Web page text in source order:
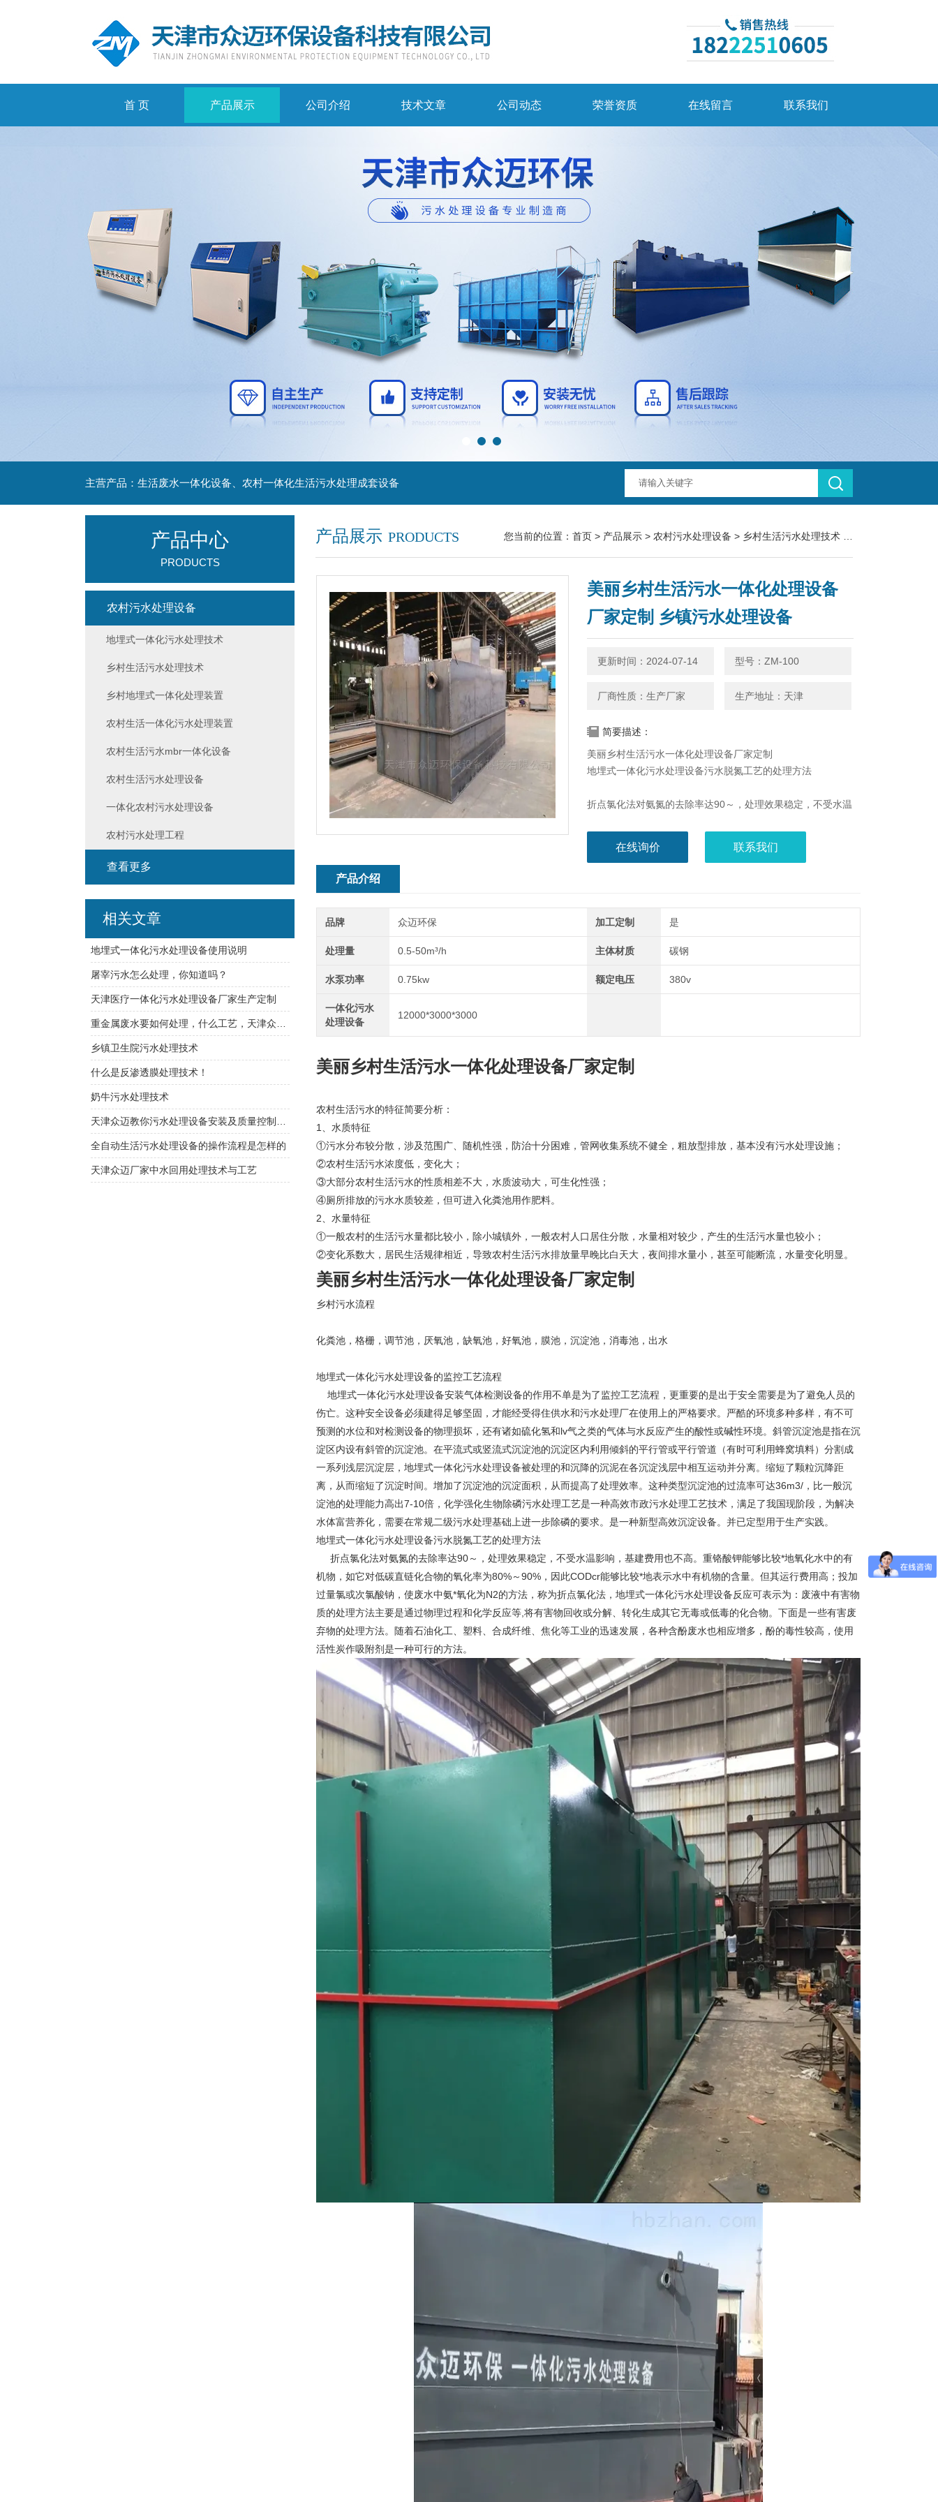
首 页 产品展示 公司介绍 技术文章 公司动态 荣誉资质 在线留言 联系我们
主营产品：生活废水一体化设备、农村一体化生活污水处理成套设备
产品展示 PRODUCTS 您当前的位置： 首页 > 产品展示 > 农村污水处理设备 > 乡村生活污水处理技术
美丽乡村生活污水一体化处理设备
厂家定制 乡镇污水处理设备
更新时间：2024-07-14 型号：ZM-100
厂商性质：生产厂家 生产地址：天津
简要描述：
美丽乡村生活污水一体化处理设备厂家定制
地埋式一体化污水处理设备污水脱氮工艺的处理方法
折点氯化法对氨氮的去除率达90～，处理效果稳定，不受水温
CODcr能够比较*地表示水中有机物的含量。但其运行费用
在线询价 联系我们
产品介绍
品牌 众迈环保 加工定制 是
处理量 0.5-50m³/h 主体材质 碳钢
水泵功率 0.75kw 额定电压 380v
一体化污水
处理设备
12000*3000*3000
美丽乡村生活污水一体化处理设备厂家定制
农村生活污水的特征简要分析：
1、水质特征
①污水分布较分散，涉及范围广、随机性强，防治十分困难，管网收集系统不健全，粗放型排放，基本没有污水处理设施；
②农村生活污水浓度低，变化大；
③大部分农村生活污水的性质相差不大，水质波动大，可生化性强；
④厕所排放的污水水质较差，但可进入化粪池用作肥料。
2、水量特征
①一般农村的生活污水量都比较小，除小城镇外，一般农村人口居住分散，水量相对较少，产生的生活污水量也较小；
②变化系数大，居民生活规律相近，导致农村生活污水排放量早晚比白天大，夜间排水量小，甚至可能断流，水量变化明显。
美丽乡村生活污水一体化处理设备厂家定制
乡村污水流程
化粪池，格栅，调节池，厌氧池，缺氧池，好氧池，膜池，沉淀池，消毒池，出水
地埋式一体化污水处理设备的监控工艺流程
地埋式一体化污水处理设备安装气体检测设备的作用不单是为了监控工艺流程，更重要的是出于安全需要是为了避免人员的
伤亡。这种安全设备必须建得足够坚固，才能经受得住供水和污水处理厂在使用上的严格要求。严酷的环境多种多样，有不可
预测的水位和对检测设备的物理损坏，还有诸如硫化氢和lv气之类的气体与水反应产生的酸性或碱性环境。斜管沉淀池是指在沉
淀区内设有斜管的沉淀池。在平流式或竖流式沉淀池的沉淀区内利用倾斜的平行管或平行管道（有时可利用蜂窝填料）分割成
一系列浅层沉淀层，地埋式一体化污水处理设备被处理的和沉降的沉泥在各沉淀浅层中相互运动并分离。缩短了颗粒沉降距
离，从而缩短了沉淀时间。增加了沉淀池的沉淀面积，从而提高了处理效率。这种类型沉淀池的过流率可达36m3/，比一般沉
淀池的处理能力高出7-10倍，化学强化生物除磷污水处理工艺是一种高效市政污水处理工艺技术，满足了我国现阶段，为解决
水体富营养化，需要在常规二级污水处理基础上进一步除磷的要求。是一种新型高效沉淀设备。并已定型用于生产实践。
地埋式一体化污水处理设备污水脱氮工艺的处理方法
折点氯化法对氨氮的去除率达90～，处理效果稳定，不受水温影响，基建费用也不高。重铬酸钾能够比较*地氧化水中的有
机物，如它对低碳直链化合物的氧化率为80%～90%，因此CODcr能够比较*地表示水中有机物的含量。但其运行费用高；投加
过量氯或次氯酸钠，使废水中氨*氧化为N2的方法，称为折点氯化法，地埋式一体化污水处理设备反应可表示为：废液中有害物
质的处理方法主要是通过物理过程和化学反应等,将有害物回收或分解、转化生成其它无毒或低毒的化合物。下面是一些有害废
弃物的处理方法。随着石油化工、塑料、合成纤维、焦化等工业的迅速发展，各种含酚废水也相应增多，酚的毒性较高，使用
活性炭作吸附剂是一种可行的方法。
产品中心
PRODUCTS
农村污水处理设备
地埋式一体化污水处理技术
乡村生活污水处理技术
乡村地埋式一体化处理装置
农村生活一体化污水处理装置
农村生活污水mbr一体化设备
农村生活污水处理设备
一体化农村污水处理设备
农村污水处理工程
查看更多
相关文章
地埋式一体化污水处理设备使用说明
屠宰污水怎么处理，你知道吗？
天津医疗一体化污水处理设备厂家生产定制
乡镇卫生院污水处理技术
什么是反渗透膜处理技术！
奶牛污水处理技术
全自动生活污水处理设备的操作流程是怎样的
天津众迈厂家中水回用处理技术与工艺